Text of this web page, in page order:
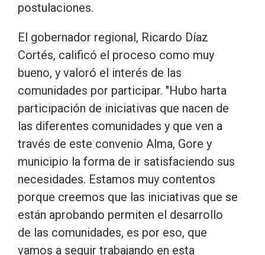
postulaciones.
El gobernador regional, Ricardo Díaz
Cortés, calificó el proceso como muy
bueno, y valoró el interés de las
comunidades por participar. "Hubo harta
participación de iniciativas que nacen de
las diferentes comunidades y que ven a
través de este convenio Alma, Gore y
municipio la forma de ir satisfaciendo sus
necesidades. Estamos muy contentos
porque creemos que las iniciativas que se
están aprobando permiten el desarrollo
de las comunidades, es por eso, que
vamos a seguir trabajando en esta